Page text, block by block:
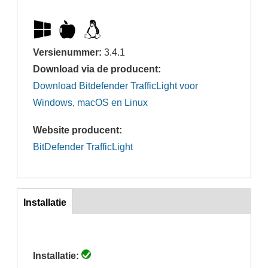
Versienummer:3.4.1
Download via de producent:
Download Bitdefender TrafficLight voor
Windows, macOS en Linux
Website producent:
BitDefender TrafficLight
Inst
Installatie
Installatie: